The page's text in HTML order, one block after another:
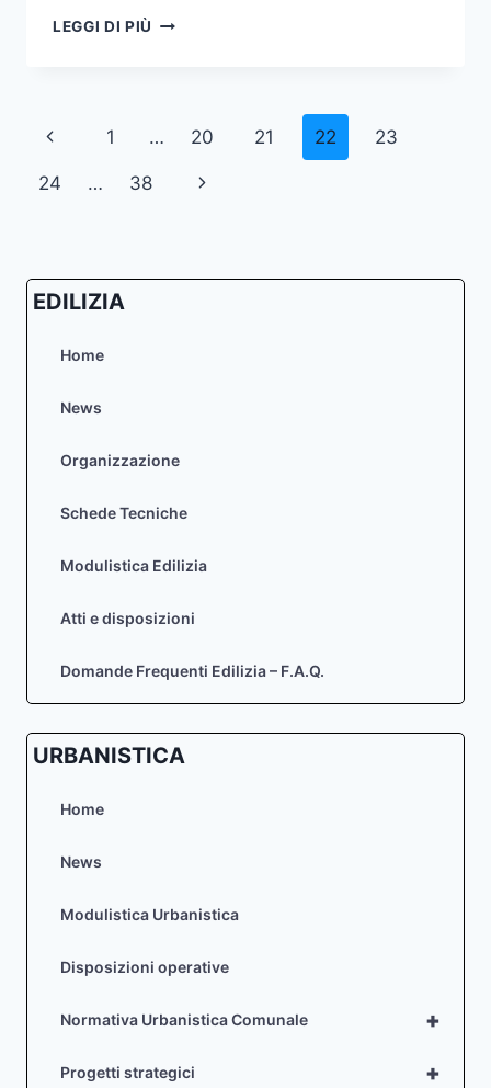
LEGGI DI PIÙ FEBBRAIO
PAESAGGISTICHE
ART.
Navigazione
pagina
Pagina
Precedente
1 … 20 21 22 23
24 … 38
Pagina
EDILIZIA
Home
News
Organizzazione
Schede Tecniche
Modulistica Edilizia
Atti e disposizioni
Domande Frequenti Edilizia – F.A.Q.
URBANISTICA
Home
News
Modulistica Urbanistica
Disposizioni operative
+
Normativa Urbanistica Comunale
+
Progetti strategici